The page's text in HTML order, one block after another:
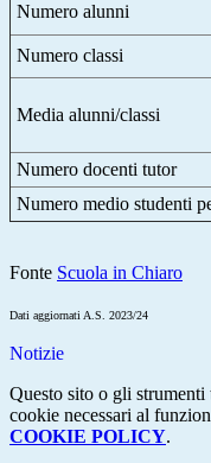
Numero alunni
Numero classi
Media alunni/classi
Numero docenti tutor
Numero medio studenti
Fonte Scuola in Chiaro
Dati aggiornati A.S. 2023/24
Notizie
Questo sito o gli
cookie necessari al
COOKIE POLICY.